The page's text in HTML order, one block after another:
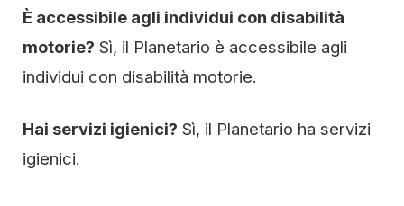
È accessibile agli individui con disabilità
motorie? Sì, il Planetario è accessibile agli
individui con disabilità motorie.
Hai servizi igienici? Sì, il Planetario ha servizi
igienici.